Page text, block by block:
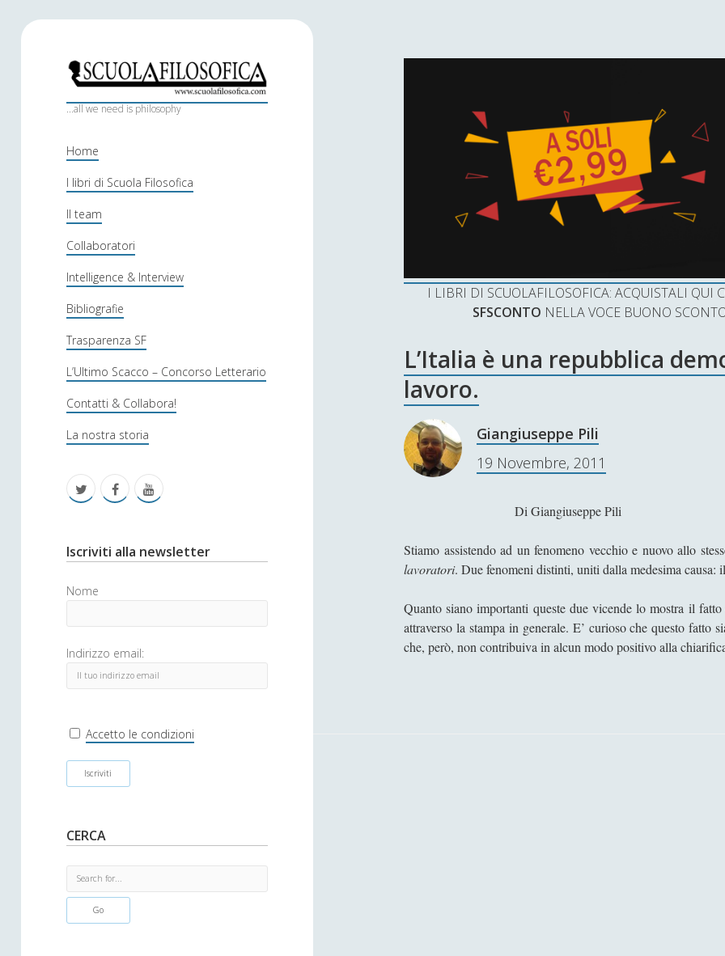
S
c
o
l
a
f
i
l
o
s
o
f
c
...all we need is philosophy
Home
I libri di Scuola Filosofica
Il team
Collaboratori
Intelligence & Interview
Bibliografie
Trasparenza SF
L’Ultimo Scacco – Concorso Letterario
Contatti & Collabora!
La nostra storia
i
t
r
f
c
b
o
k
u
u
e
S
i
e
b
r
Iscriviti alla newsletter
Nome
Indirizzo email:
Accetto le condizioni
CERCA
e
I LIBRI DI SCUOLAFILOSOFICA: ACQUISTALI
SFSCONTO NELLA VOCE BUONO
L’Italia è una repubblica
lavoro.
Giangiuseppe Pili
19 Novembre, 2011
Di Giangiuseppe
Stiamo assistendo ad un fenomeno vecchio e nuovo allo
lavoratori. Due fenomeni distinti, uniti dalla medesima
Quanto siano importanti queste due vicende lo mostra il
attraverso la stampa in generale. E’ curioso che questo fatto
che, però, non contribuiva in alcun modo positivo alla